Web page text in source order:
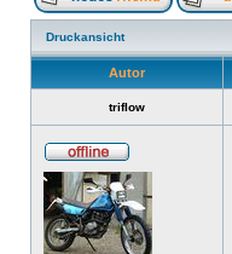
Druckansicht
Autor
triflow